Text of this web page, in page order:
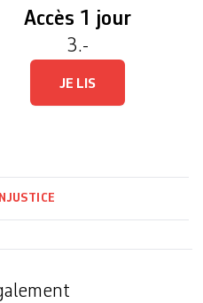
Accès 1 jour
3.-
JE LIS
JUSTICE